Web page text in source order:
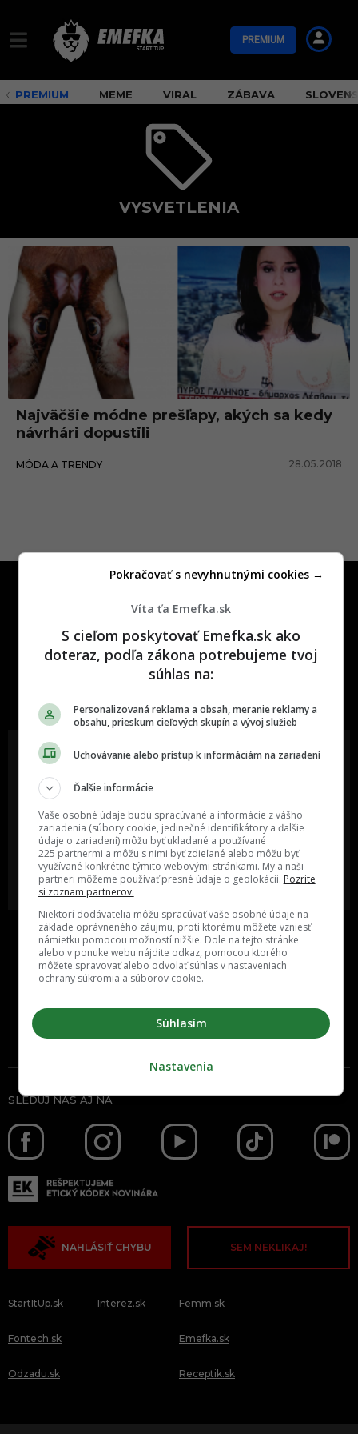
PREMIUM
PREMIUM MEME VIRAL ZÁBAVA
VYSVETLENIA
v
y
s
v
e
t
l
e
Najväčšie módne prešľapy, akých sa kedy
návrhári dopustili
MÓDA A TRENDY 28.05.2018
One time najzábavnejšie miesto na
slovenskom internete, next time
Oslov reklamou viac ako milión
ľudí v rôznych vekových
kategóriách a na rôznych
sociálnych sieťach a nakopni svoj
biznis alebo produkt.
MÁM ZÁUJEM O
SPOLUPRÁCU
mali určite napísať?
POŠLI NÁM TIP NA ČLÁNOK
SLEDUJ NÁS AJ NA
NAHLÁSIŤ CHYBU SEM NEKLIKAJ!
StartItUp.sk
Fontech.sk
Odzadu.sk
Interez.sk Femm.sk
Emefka.sk
Receptik.sk
Víta ťa Emefka.sk
S cieľom poskytovať Emefka.sk ako
doteraz, podľa zákona potrebujeme tvoj
súhlas na:
Personalizovaná reklama a obsah, meranie reklamy a
obsahu, prieskum cieľových skupín a vývoj služieb
Uchovávanie alebo prístup k informáciám na zariadení
Ďalšie informácie
Vaše osobné údaje budú spracúvané a informácie z vášho
zariadenia (súbory cookie, jedinečné identifikátory a ďalšie
údaje o zariadení) môžu byť ukladané a používané
225 partnermi a môžu s nimi byť zdieľané alebo môžu byť
využívané konkrétne týmito webovými stránkami. My a naši
partneri môžeme používať presné údaje o geolokácii. Pozrite
si zoznam partnerov.
Niektorí dodávatelia môžu spracúvať vaše osobné údaje na
základe oprávneného záujmu, proti ktorému môžete vzniesť
námietku pomocou možností nižšie. Dole na tejto stránke
alebo v ponuke webu nájdite odkaz, pomocou ktorého
môžete spravovať alebo odvolať súhlas v nastaveniach
ochrany súkromia a súborov cookie.
Súhlasím
Pokračovať s nevyhnutnými cookies →
Nastavenia